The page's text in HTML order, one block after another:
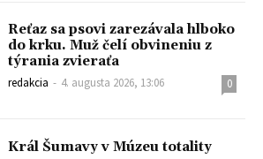
Reťaz sa psovi zarezávala hlboko
do krku. Muž čelí obvineniu z
týrania zvieraťa
redakcia - 4. augusta 2026, 13:06 0
Král Šumavy v Múzeu totality